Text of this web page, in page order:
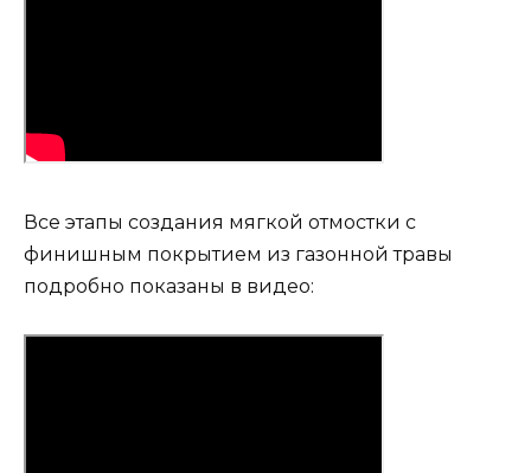
Все этапы создания мягкой отмостки с
финишным покрытием из газонной травы
подробно показаны в видео: